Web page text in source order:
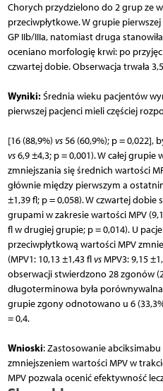
Chorych przydzielono do 2 grup ze
przeciwpłytkowe. W grupie
GP IIb/IIIa, natomiast druga
oceniano morfologię krwi: po
czwartej dobie. Obserwacja trwała
Wyniki:Średnia wieku pacjentów
pierwszej pacjenci mieli częściej
[16 (88,9%) vs56 (60,9%); p = 0,022],
vs6,9 ±4,3; p = 0,001). W całej
zmniejszania się średnich wartości
głównie między pierwszym a
±1,39 fl; p = 0,058). W czwartej
grupami w zakresie wartości MPV
fl w drugiej grupie; p = 0,014). U
przeciwpłytkową wartości MPV
(MPV1: 10,13 ±1,43 flvsMPV3: 9,15
obserwacji stwierdzono 28 zgonów
długoterminowa była
grupie zgony odnotowano u 6
= 0,4.
Wnioski: Zastosowanie abciksimabu
zmniejszeniem wartości MPV w
MPV pozwala ocenić efektywność